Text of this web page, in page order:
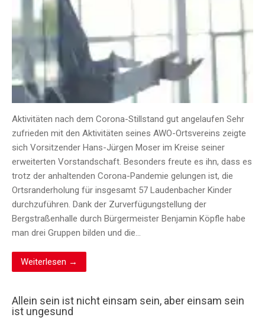
Aktivitäten nach dem Corona-Stillstand gut angelaufen Sehr
zufrieden mit den Aktivitäten seines AWO-Ortsvereins zeigte
sich Vorsitzender Hans-Jürgen Moser im Kreise seiner
erweiterten Vorstandschaft. Besonders freute es ihn, dass es
trotz der anhaltenden Corona-Pandemie gelungen ist, die
Ortsranderholung für insgesamt 57 Laudenbacher Kinder
durchzuführen. Dank der Zurverfügungstellung der
Bergstraßenhalle durch Bürgermeister Benjamin Köpfle habe
man drei Gruppen bilden und die…
Weiterlesen →
Allein sein ist nicht einsam sein, aber einsam sein
ist ungesund